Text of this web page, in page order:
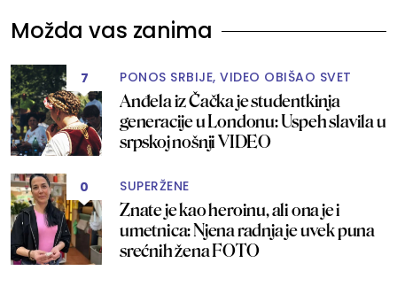
Možda vas zanima
7 PONOS SRBIJE, VIDEO OBIŠAO SVET
Anđela iz Čačka je studentkinja
generacije u Londonu: Uspeh slavila u
srpskoj nošnji VIDEO
0 SUPERŽENE
Znate je kao heroinu, ali ona je i
umetnica: Njena radnja je uvek puna
srećnih žena FOTO